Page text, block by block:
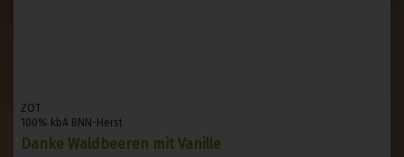
ZOT
100% kbA BNN-Herst
Danke Waldbeeren mit Vanille